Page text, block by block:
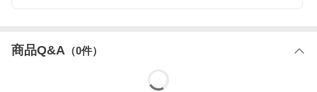
目立つ傷やダメージなどはなく良い状態で
商品Q&A （0件）